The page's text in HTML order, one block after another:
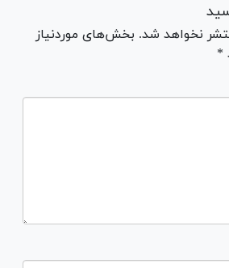
نخواهد شد. بخش‌های موردنیاز
*